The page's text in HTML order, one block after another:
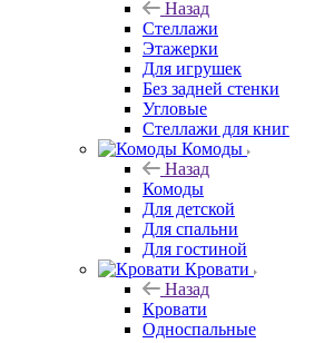
Назад
Стеллажи
Этажерки
Для игрушек
Без задней стенки
Угловые
Стеллажи для книг
Комоды
Назад
Комоды
Для детской
Для спальни
Для гостиной
Кровати
Назад
Кровати
Односпальные